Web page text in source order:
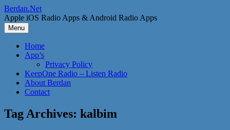
Skip
to
content
Berdan.Net
Apple iOS Radio Apps & Android Radio Apps
Menu
Home
App’s
Privacy Policy
KeepOne Radio – Listen Radio
About Berdan
Contact
Tag Archives: kalbim